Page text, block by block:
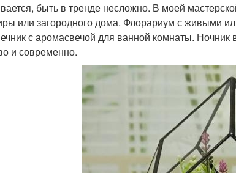
быть в тренде несложно. В моей
или загородного дома. Флорариум с живыми
с аромасвечой для ванной комнаты.
и современно.